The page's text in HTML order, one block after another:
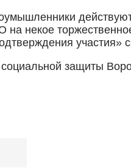
на некое
защиты